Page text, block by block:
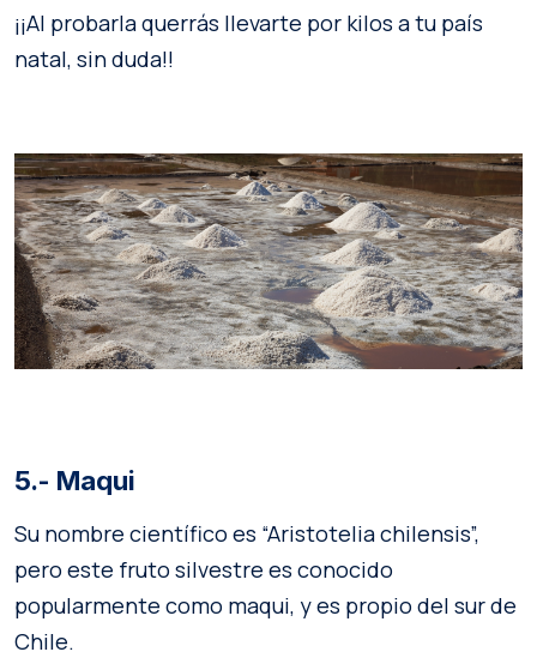
¡¡Al probarla querrás llevarte por kilos a tu país
natal, sin duda!!
5.- Maqui
Su nombre científico es “Aristotelia chilensis”,
pero este fruto silvestre es conocido
popularmente como maqui, y es propio del sur de
Chile.